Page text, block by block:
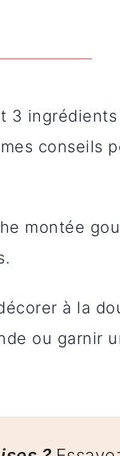
3 ingrédients
conseils
montée
à la
ou garnir